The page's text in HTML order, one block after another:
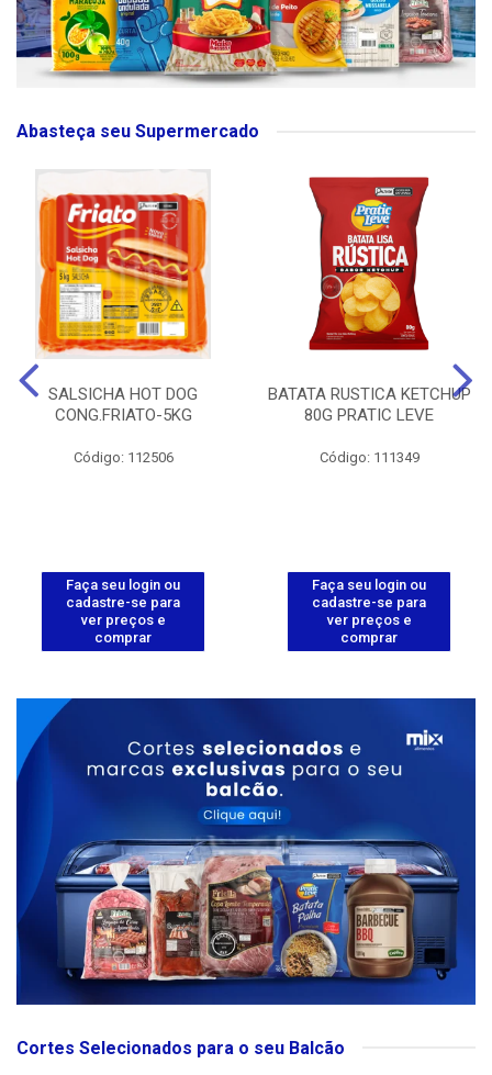
Abasteça seu Supermercado
SALSICHA HOT DOG
CONG.FRIATO-5KG
Código: 112506
Faça seu login ou
cadastre-se para
ver preços e
comprar
BATATA RUSTICA KETCHUP
80G PRATIC LEVE
Código: 111349
Faça seu login ou
cadastre-se para
ver preços e
comprar
Cortes Selecionados para o seu Balcão